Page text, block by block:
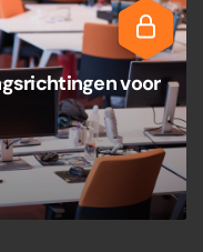
voor